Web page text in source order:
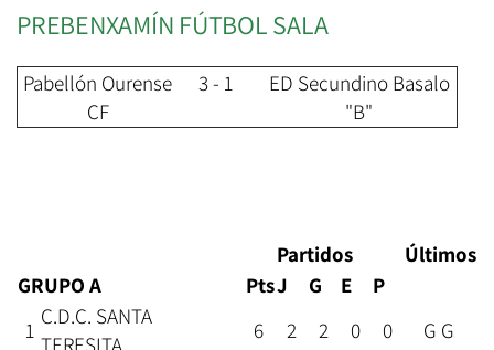
PREBENXAMÍN FÚTBOL SALA
Pabellón Ourense
CF
3 - 1
ED Secundino Basalo
"B"
Partidos
Últimos
GRUPO A
PtsJ G E
P
1
C.D.C. SANTA
TERESITA
6 2 2 0 0 G G